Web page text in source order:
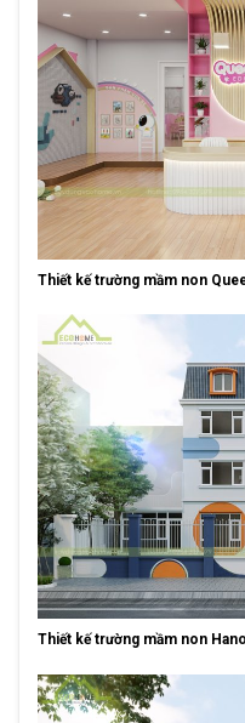
Thiết kế trường mầm non
Thiết kế trường mầm non